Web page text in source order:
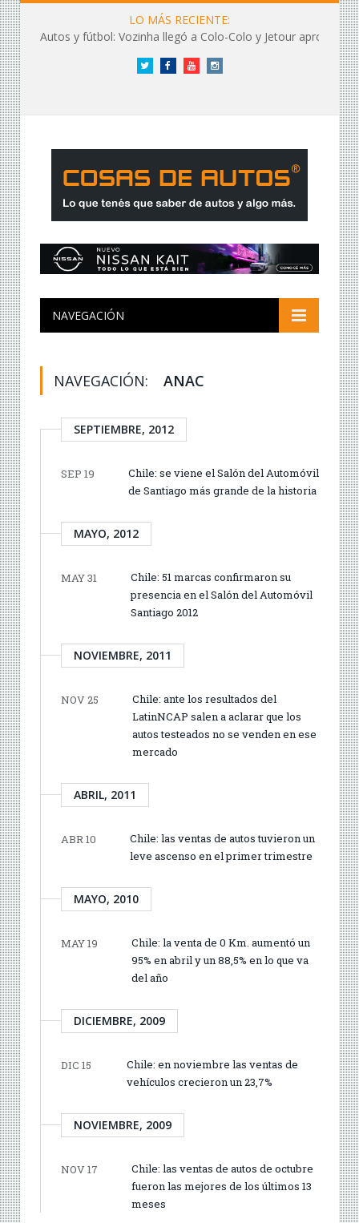
LO MÁS RECIENTE:
Autos y fútbol: Vozinha llegó a Colo-Colo y Jetour aprovechó los flashes
Twitter FacebookYouTubeInstagram
NAVEGACIÓN
NAVEGACIÓN: ANAC
SEPTIEMBRE, 2012
SEP 19
Chile: se viene el Salón del Automóvil
de Santiago más grande de la historia
MAYO, 2012
MAY 31
Chile: 51 marcas confirmaron su
presencia en el Salón del Automóvil
Santiago 2012
NOVIEMBRE, 2011
NOV 25
Chile: ante los resultados del
LatinNCAP salen a aclarar que los
autos testeados no se venden en ese
mercado
ABRIL, 2011
ABR 10
Chile: las ventas de autos tuvieron un
leve ascenso en el primer trimestre
MAYO, 2010
MAY 19
Chile: la venta de 0 Km. aumentó un
95% en abril y un 88,5% en lo que va
del año
DICIEMBRE, 2009
DIC 15
Chile: en noviembre las ventas de
vehículos crecieron un 23,7%
NOVIEMBRE, 2009
NOV 17
Chile: las ventas de autos de octubre
fueron las mejores de los últimos 13
meses